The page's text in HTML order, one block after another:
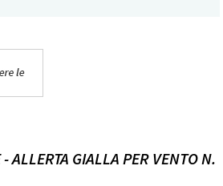
ALLERTA GIALLA PER VENTO N.